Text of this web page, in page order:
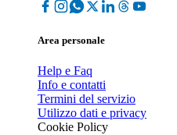
Area personale
Help e Faq
Info e contatti
Termini del servizio
Utilizzo dati e privacy
Cookie Policy